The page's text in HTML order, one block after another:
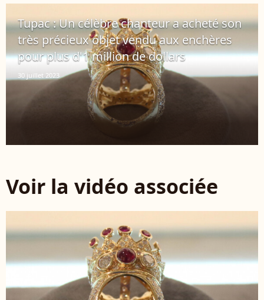
Tupac : Un célèbre chanteur a acheté son
très précieux objet vendu aux enchères
pour plus d'1 million de dollars
30 juillet 2023
Voir la vidéo associée